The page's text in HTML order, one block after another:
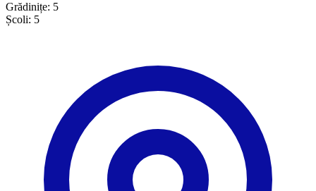
Grădinițe: 5
Școli: 5